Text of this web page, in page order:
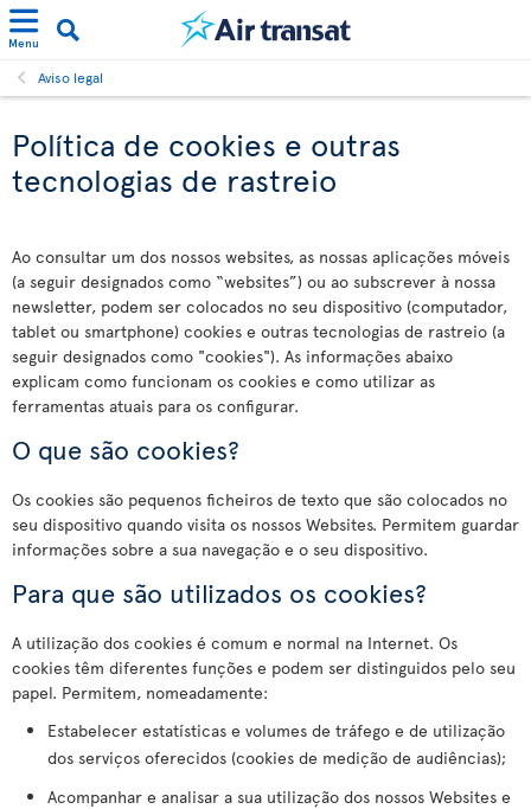
Menu
Aviso legal
Política de cookies e outras
tecnologias de rastreio
Ao consultar um dos nossos websites, as nossas aplicações móveis
(a seguir designados como “websites”) ou ao subscrever à nossa
newsletter, podem ser colocados no seu dispositivo (computador,
tablet ou smartphone) cookies e outras tecnologias de rastreio (a
seguir designados como "cookies"). As informações abaixo
explicam como funcionam os cookies e como utilizar as
ferramentas atuais para os configurar.
O que são cookies?
Os cookies são pequenos ficheiros de texto que são colocados no
seu dispositivo quando visita os nossos Websites. Permitem guardar
informações sobre a sua navegação e o seu dispositivo.
Para que são utilizados os cookies?
A utilização dos cookies é comum e normal na Internet. Os
cookies têm diferentes funções e podem ser distinguidos pelo seu
papel. Permitem, nomeadamente:
Estabelecer estatísticas e volumes de tráfego e de utilização
dos serviços oferecidos (cookies de medição de audiências);
Acompanhar e analisar a sua utilização dos nossos Websites e